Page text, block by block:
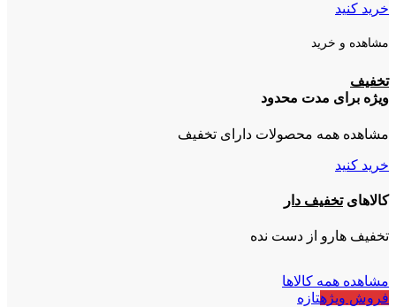
خرید کنید
مشاهده و خرید
تخفیف
ویژه برای مدت محدود
مشاهده همه محصولات دارای تخفیف
خرید کنید
کالاهایتخفیف دار
تخفیف هارو از دست نده
مشاهده همه کالاها
فروش ویژهتازه